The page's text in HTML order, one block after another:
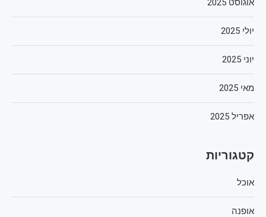
יולי 2025
יוני 2025
מאי 2025
אפריל 2025
קטגוריות
אוכל
אופנה